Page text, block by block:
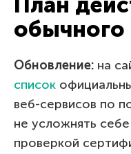
обычного
Обновление: на
список
веб-сервисов по
не усложнять
проверкой